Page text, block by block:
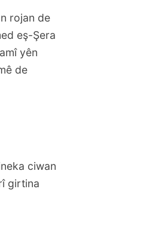
rojan de
eş-Şera
yên
de
ciwan
girtina